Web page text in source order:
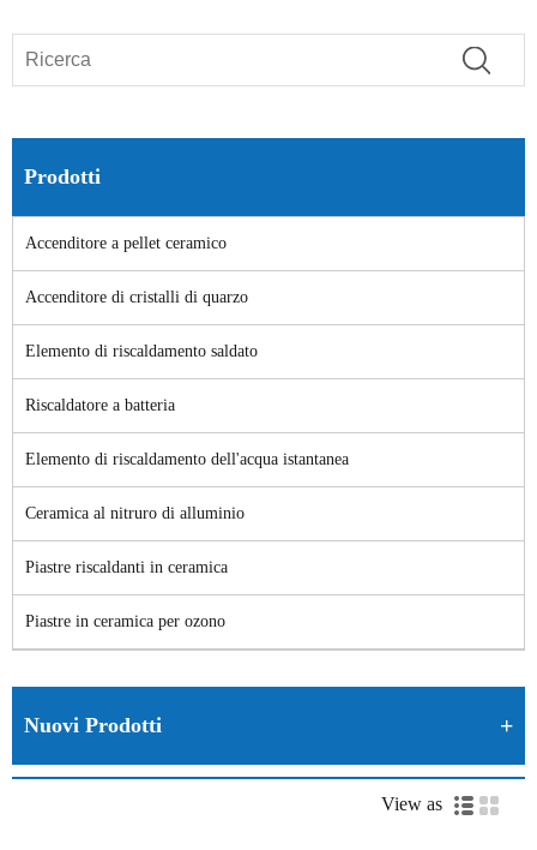
Prodotti
Accenditore a pellet ceramico
Accenditore di cristalli di quarzo
Elemento di riscaldamento saldato
Riscaldatore a batteria
Elemento di riscaldamento dell'acqua istantanea
Ceramica al nitruro di alluminio
Piastre riscaldanti in ceramica
Piastre in ceramica per ozono
Nuovi Prodotti
View as